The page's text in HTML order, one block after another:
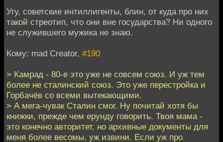
Угу, советские интиллигенты, блин, от куда про них
такой стреотип, что они вне государства? Ни одного
не служившего мужика не знаю.
Кому: mad Creator, #190
> Камрад - 80-е это уже не совсем союз. И уж тем
более не сталинский союз. Это уже перестройка и
Горбачёв со всеми вытекающими.
> А мега-чувак Сталин смог. Ну почитай хотя бы
книжки, прежде чем ерунду говорить. Твоя мама -
это конечно авторитет, но архивные документы для
меня более весомы, уж извини. Если уж про